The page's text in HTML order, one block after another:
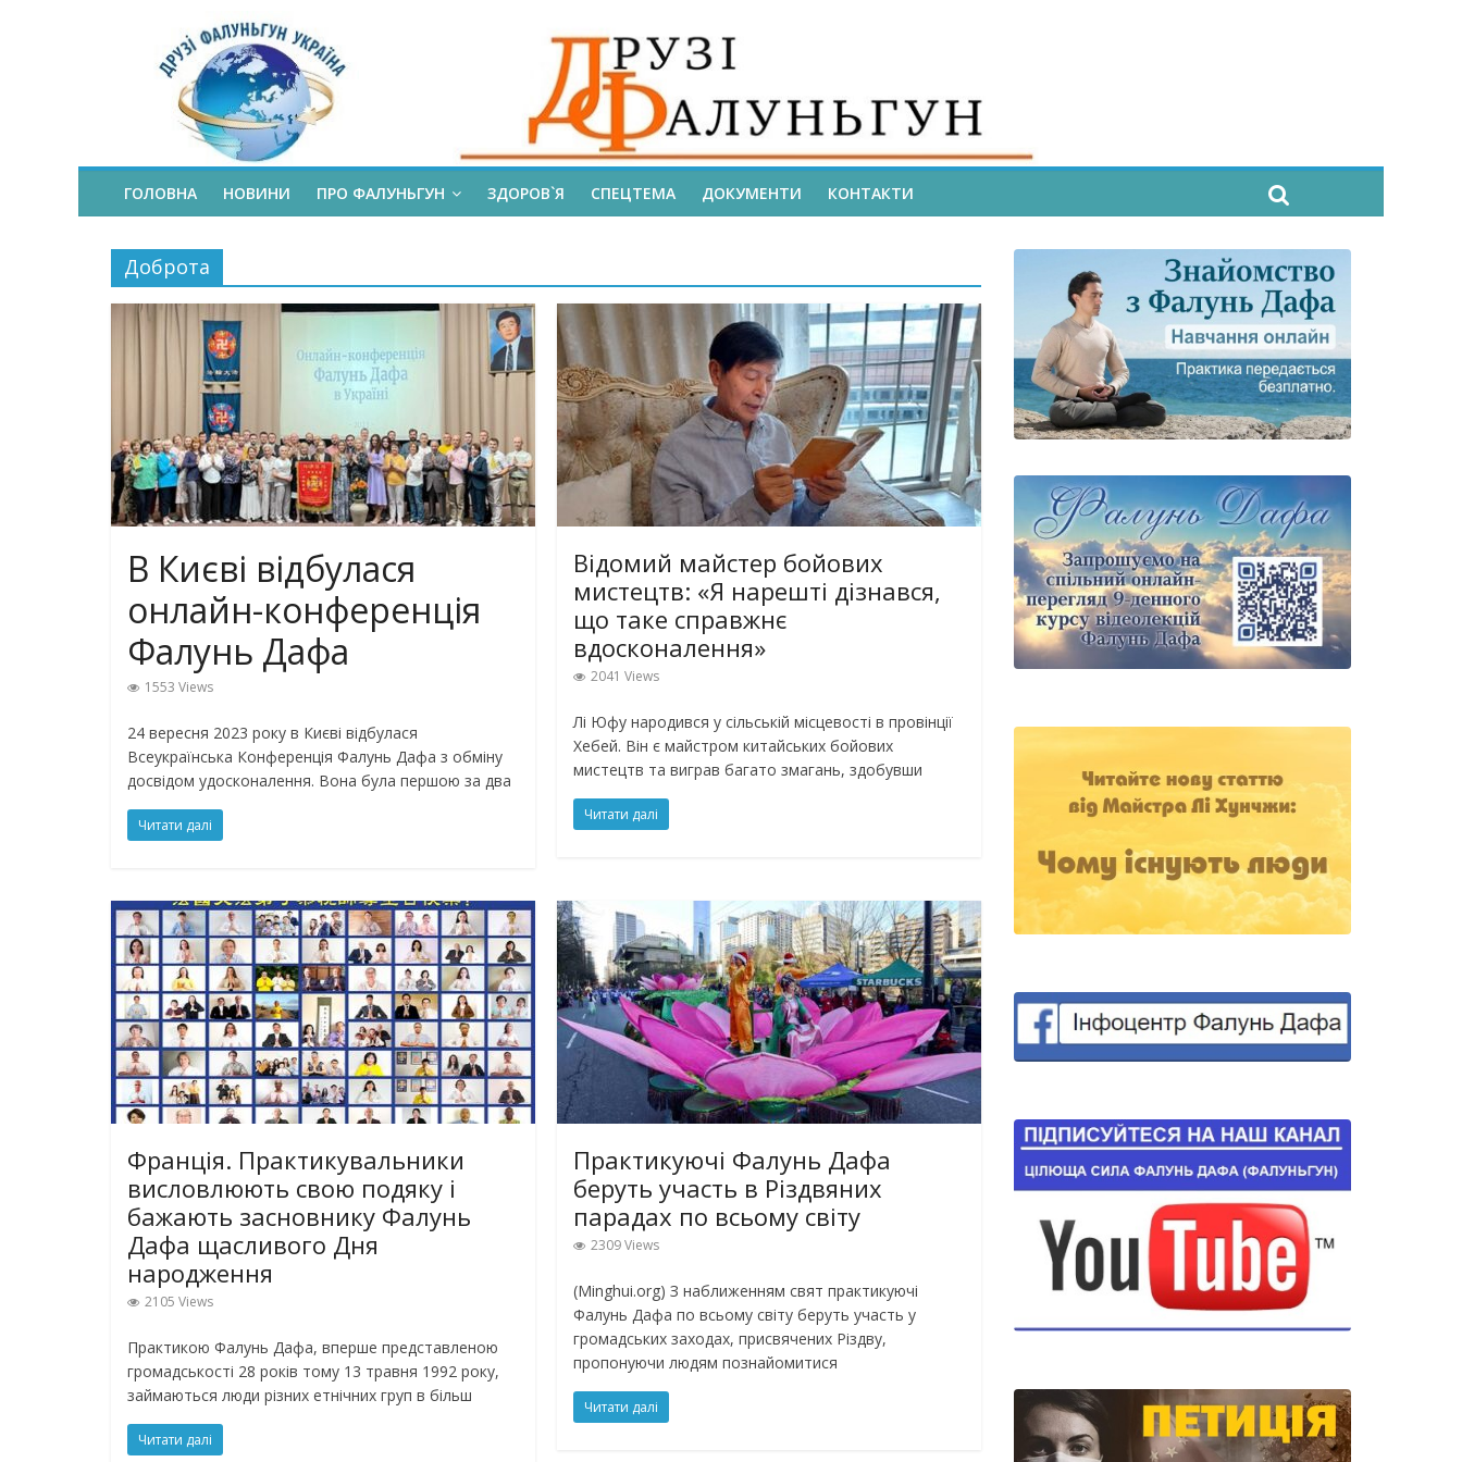
ГОЛОВНА НОВИНИ ПРО ФАЛУНЬГУН ЗДОРОВ`Я СПЕЦТЕМА ДОКУМЕНТИ КОНТАКТИ
Доброта
В Києві відбулася
онлайн-конференція
Фалунь Дафа
1553 Views
24 вересня 2023 року в Києві відбулася
Всеукраїнська Конференція Фалунь Дафа з обміну
досвідом удосконалення. Вона була першою за два
Читати далі
Відомий майстер бойових
мистецтв: «Я нарешті дізнався,
що таке справжнє
вдосконалення»
2041 Views
Лі Юфу народився у сільській місцевості в провінції
Хебей. Він є майстром китайських бойових
мистецтв та виграв багато змагань, здобувши
Читати далі
Франція. Практикувальники
висловлюють свою подяку і
бажають засновнику Фалунь
Дафа щасливого Дня
народження
2105 Views
Практикою Фалунь Дафа, вперше представленою
громадськості 28 років тому 13 травня 1992 року,
займаються люди різних етнічних груп в більш
Читати далі
Практикуючі Фалунь Дафа
беруть участь в Різдвяних
парадах по всьому світу
2309 Views
(Minghui.org) З наближенням свят практикуючі
Фалунь Дафа по всьому світу беруть участь у
громадських заходах, присвячених Різдву,
пропонуючи людям познайомитися
Читати далі